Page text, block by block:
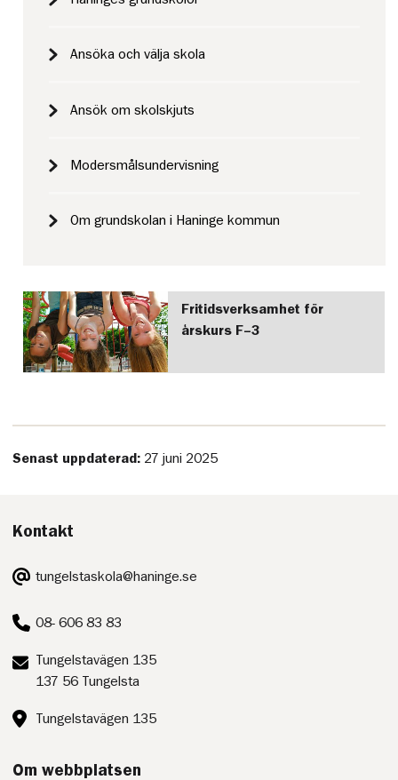
Ansöka och välja skola
Ansök om skolskjuts
Modersmålsundervisning
Om grundskolan i Haninge kommun
Fritidsverksamhet för
årskurs F–3
Senast uppdaterad: 27 juni 2025
Kontakt
E-
post:
tungelstaskola@haninge.se
Telefon:
08- 606 83 83
Postadress:
Tungelstavägen 135
137 56 Tungelsta
Besöksadress:
Tungelstavägen 135
Om webbplatsen